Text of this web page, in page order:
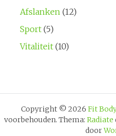
Afslanken (12)
Sport(5)
Vitaliteit(10)
Copyright © 2026 Fit
voorbehouden. Thema: Radiate
door